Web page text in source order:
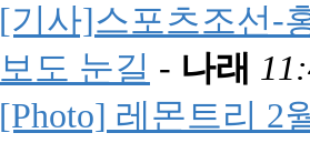
[기사]스포츠조선-
보도 눈길 - 나래
[Photo] 레몬트리 2